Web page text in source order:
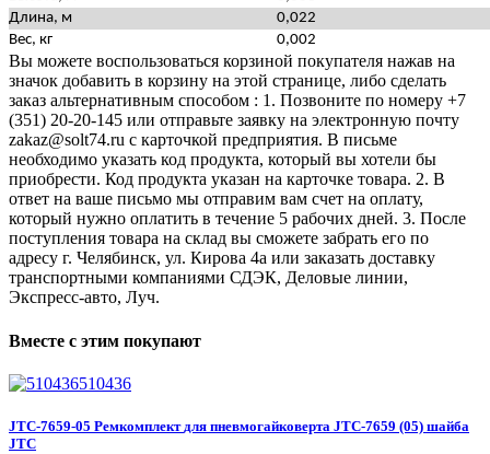
Длина, м
0,022
Вес, кг
0,002
Вы можете воспользоваться корзиной покупателя нажав на
значок добавить в корзину на этой странице, либо сделать
заказ альтернативным способом : 1. Позвоните по номеру +7
(351) 20-20-145 или отправьте заявку на электронную почту
zakaz@solt74.ru с карточкой предприятия. В письме
необходимо указать код продукта, который вы хотели бы
приобрести. Код продукта указан на карточке товара. 2. В
ответ на ваше письмо мы отправим вам счет на оплату,
который нужно оплатить в течение 5 рабочих дней. 3. После
поступления товара на склад вы сможете забрать его по
адресу г. Челябинск, ул. Кирова 4а или заказать доставку
транспортными компаниями СДЭК, Деловые линии,
Экспресс-авто, Луч.
Вместе с этим покупают
510436
JTC-7659-05 Ремкомплект для пневмогайковерта JTC-7659 (05) шайба
JTC